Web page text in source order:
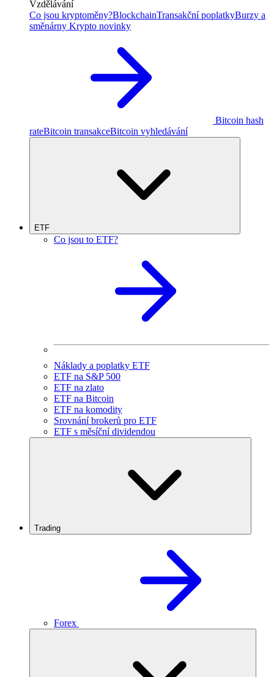
Vzdělávání
Co jsou kryptoměny?BlockchainTransakční poplatkyBurzy a
směnárny Krypto novinky
Bitcoin hash
rateBitcoin transakceBitcoin vyhledávání
ETF
Co jsou to ETF?
Náklady a poplatky ETF
ETF na S&P 500
ETF na zlato
ETF na Bitcoin
ETF na komodity
Srovnání brokerů pro ETF
ETF s měsíční dividendou
Trading
Forex